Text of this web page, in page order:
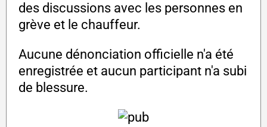
des discussions avec les personnes en
grève et le chauffeur.
Aucune dénonciation officielle n'a été
enregistrée et aucun participant n'a subi
de blessure.